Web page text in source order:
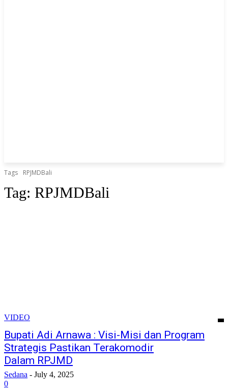
Tags RPJMDBali
Tag: RPJMDBali
VIDEO
Bupati Adi Arnawa : Visi-Misi dan Program
Strategis Pastikan Terakomodir
Dalam RPJMD
Sedana - July 4, 2025
0